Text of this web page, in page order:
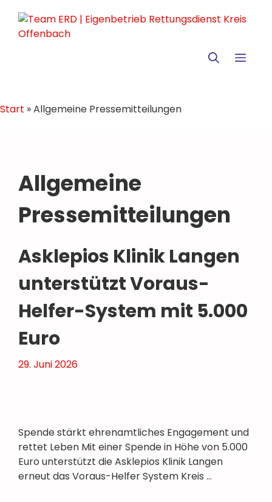
Inhalt
springen
Start »Allgemeine Pressemitteilungen
Allgemeine
Pressemitteilungen
Asklepios Klinik Langen
unterstützt Voraus-
Helfer-System mit 5.000
Euro
29. Juni 2026
Spende stärkt ehrenamtliches Engagement und
rettet Leben Mit einer Spende in Höhe von 5.000
Euro unterstützt die Asklepios Klinik Langen
erneut das Voraus-Helfer System Kreis …